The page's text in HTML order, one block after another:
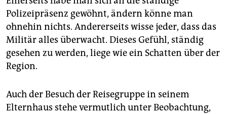
Polizeipräsenz gewöhnt, ändern könne man
ohnehin nichts. Andererseits wisse jeder, dass das
Militär alles überwacht. Dieses Gefühl, ständig
gesehen zu werden, liege wie ein Schatten über der
Region.
Auch der Besuch der Reisegruppe in seinem
Elternhaus stehe vermutlich unter Beobachtung,